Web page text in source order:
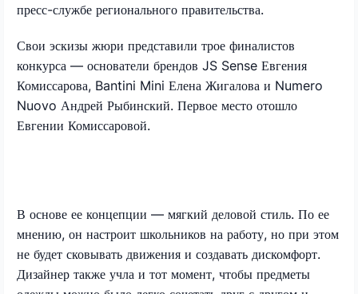
пресс-службе регионального правительства.
Свои эскизы жюри представили трое финалистов
конкурса — основатели брендов JS Sense Евгения
Комиссарова, Bantini Mini Елена Жигалова и Numero
Nuovo Андрей Рыбинский. Первое место отошло
Евгении Комиссаровой.
В основе ее концепции — мягкий деловой стиль. По ее
мнению, он настроит школьников на работу, но при этом
не будет сковывать движения и создавать дискомфорт.
Дизайнер также учла и тот момент, чтобы предметы